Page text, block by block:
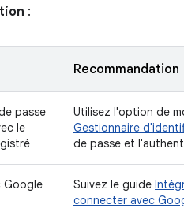
:
Recommandation
passe
le
Utilisez l'option de
Gestionnaire
de passe et
Google Suivez le guide
connecter avec